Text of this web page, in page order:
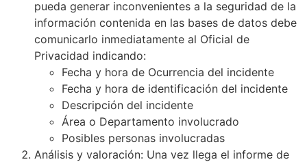
pueda generar inconvenientes a la seguridad de la
información contenida en las bases de datos debe
comunicarlo inmediatamente al Oficial de
Privacidad indicando:
Fecha y hora de Ocurrencia del incidente
Fecha y hora de identificación del incidente
Descripción del incidente
Área o Departamento involucrado
Posibles personas involucradas
Análisis y valoración: Una vez llega el informe de